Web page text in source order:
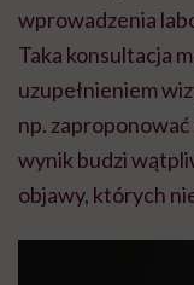
wprowadzenia
Taka konsultacja
uzupełnieniem
np.
wynik budzi
objawy, których